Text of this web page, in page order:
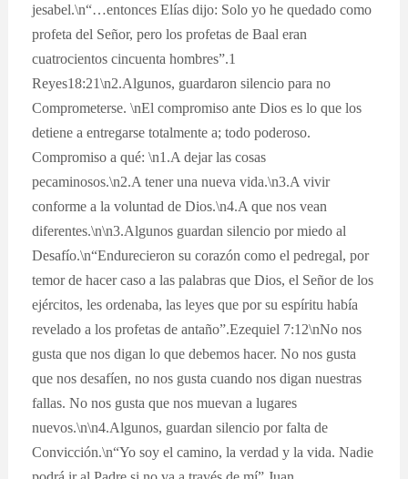
jesabel.\n“…entonces Elías dijo: Solo yo he quedado como
profeta del Señor, pero los profetas de Baal eran
cuatrocientos cincuenta hombres”.1
Reyes18:21\n2.Algunos, guardaron silencio para no
Comprometerse. \nEl compromiso ante Dios es lo que los
detiene a entregarse totalmente a; todo poderoso.
Compromiso a qué: \n1.A dejar las cosas
pecaminosos.\n2.A tener una nueva vida.\n3.A vivir
conforme a la voluntad de Dios.\n4.A que nos vean
diferentes.\n\n3.Algunos guardan silencio por miedo al
Desafío.\n“Endurecieron su corazón como el pedregal, por
temor de hacer caso a las palabras que Dios, el Señor de los
ejércitos, les ordenaba, las leyes que por su espíritu había
revelado a los profetas de antaño”.Ezequiel 7:12\nNo nos
gusta que nos digan lo que debemos hacer. No nos gusta
que nos desafíen, no nos gusta cuando nos digan nuestras
fallas. No nos gusta que nos muevan a lugares
nuevos.\n\n4.Algunos, guardan silencio por falta de
Convicción.\n“Yo soy el camino, la verdad y la vida. Nadie